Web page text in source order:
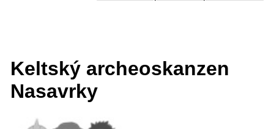
Keltský archeoskanzen
Nasavrky